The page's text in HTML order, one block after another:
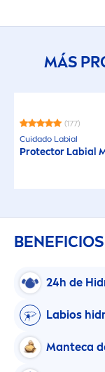
MÁS
(177)
Cuidado Labial
Protector Labial
BENEFICIOS
24h de
Labios
Manteca